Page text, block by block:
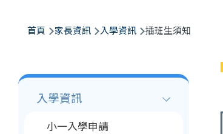
航
結
首頁 家長資訊 入學資訊 插班生須知
Main
navigation
入學資訊
小一入學申請